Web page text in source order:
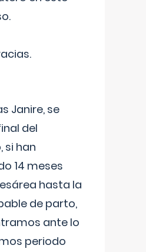
Janire, se
del
si han
14 meses
hasta la
de parto,
ante lo
periodo